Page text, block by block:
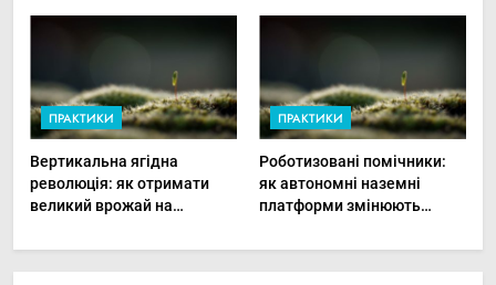
ПРАКТИКИ
Вертикальна ягідна
революція: як отримати
великий врожай на
ПРАКТИКИ
Роботизовані помічники:
як автономні наземні
платформи змінюють
овочами